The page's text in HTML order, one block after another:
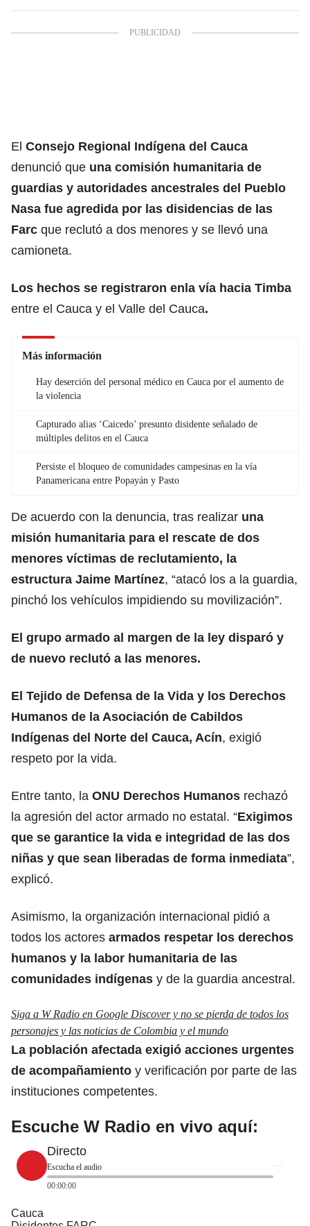
El Consejo Regional Indígena del Cauca
denunció que una comisión humanitaria de
guardias y autoridades ancestrales del Pueblo
Nasa fue agredida por las disidencias de las
Farc que reclutó a dos menores y se llevó una
camioneta.
Los hechos se registraron enla vía hacia Timba
entre el Cauca y el Valle del Cauca.
Más información
Hay deserción del personal médico en Cauca por el aumento de
la violencia
Capturado alias ‘Caicedo’ presunto disidente señalado de
múltiples delitos en el Cauca
Persiste el bloqueo de comunidades campesinas en la vía
Panamericana entre Popayán y Pasto
De acuerdo con la denuncia, tras realizar una
misión humanitaria para el rescate de dos
menores víctimas de reclutamiento, la
estructura Jaime Martínez, “atacó los a la guardia,
pinchó los vehículos impidiendo su movilización”.
El grupo armado al margen de la ley disparó y
de nuevo reclutó a las menores.
El Tejido de Defensa de la Vida y los Derechos
Humanos de la Asociación de Cabildos
Indígenas del Norte del Cauca, Acín, exigió
respeto por la vida.
Entre tanto, la ONU Derechos Humanos rechazó
la agresión del actor armado no estatal. “Exigimos
que se garantice la vida e integridad de las dos
niñas y que sean liberadas de forma inmediata”,
explicó.
Asimismo, la organización internacional pidió a
todos los actores armados respetar los derechos
humanos y la labor humanitaria de las
comunidades indígenas y de la guardia ancestral.
Siga a W Radio en Google Discover y no se pierda de todos los
personajes y las noticias de Colombia y el mundo
La población afectada exigió acciones urgentes
de acompañamiento y verificación por parte de las
instituciones competentes.
Escuche W Radio en vivo aquí:
Directo
Escucha el audio
00:00:00
Cauca